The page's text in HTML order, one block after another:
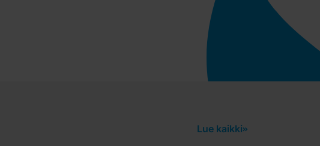
Lue kaikki